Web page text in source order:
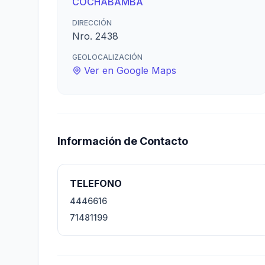
DIRECCIÓN
Nro. 2438
GEOLOCALIZACIÓN
Ver en Google Maps
Información de Contacto
TELEFONO
4446616
71481199